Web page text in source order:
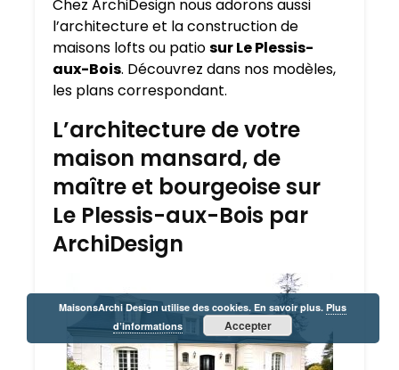
Chez ArchiDesign nous adorons aussi
l’architecture et la construction de
maisons lofts ou patiosur Le Plessis-
aux-Bois. Découvrez dans nos modèles,
les plans correspondant.
L’architecture de votre
maison mansard, de
maître et bourgeoise sur
Le Plessis-aux-Bois par
ArchiDesign
MaisonsArchi Design utilise des cookies. En savoir plus.Plus
d’informations
Accepter